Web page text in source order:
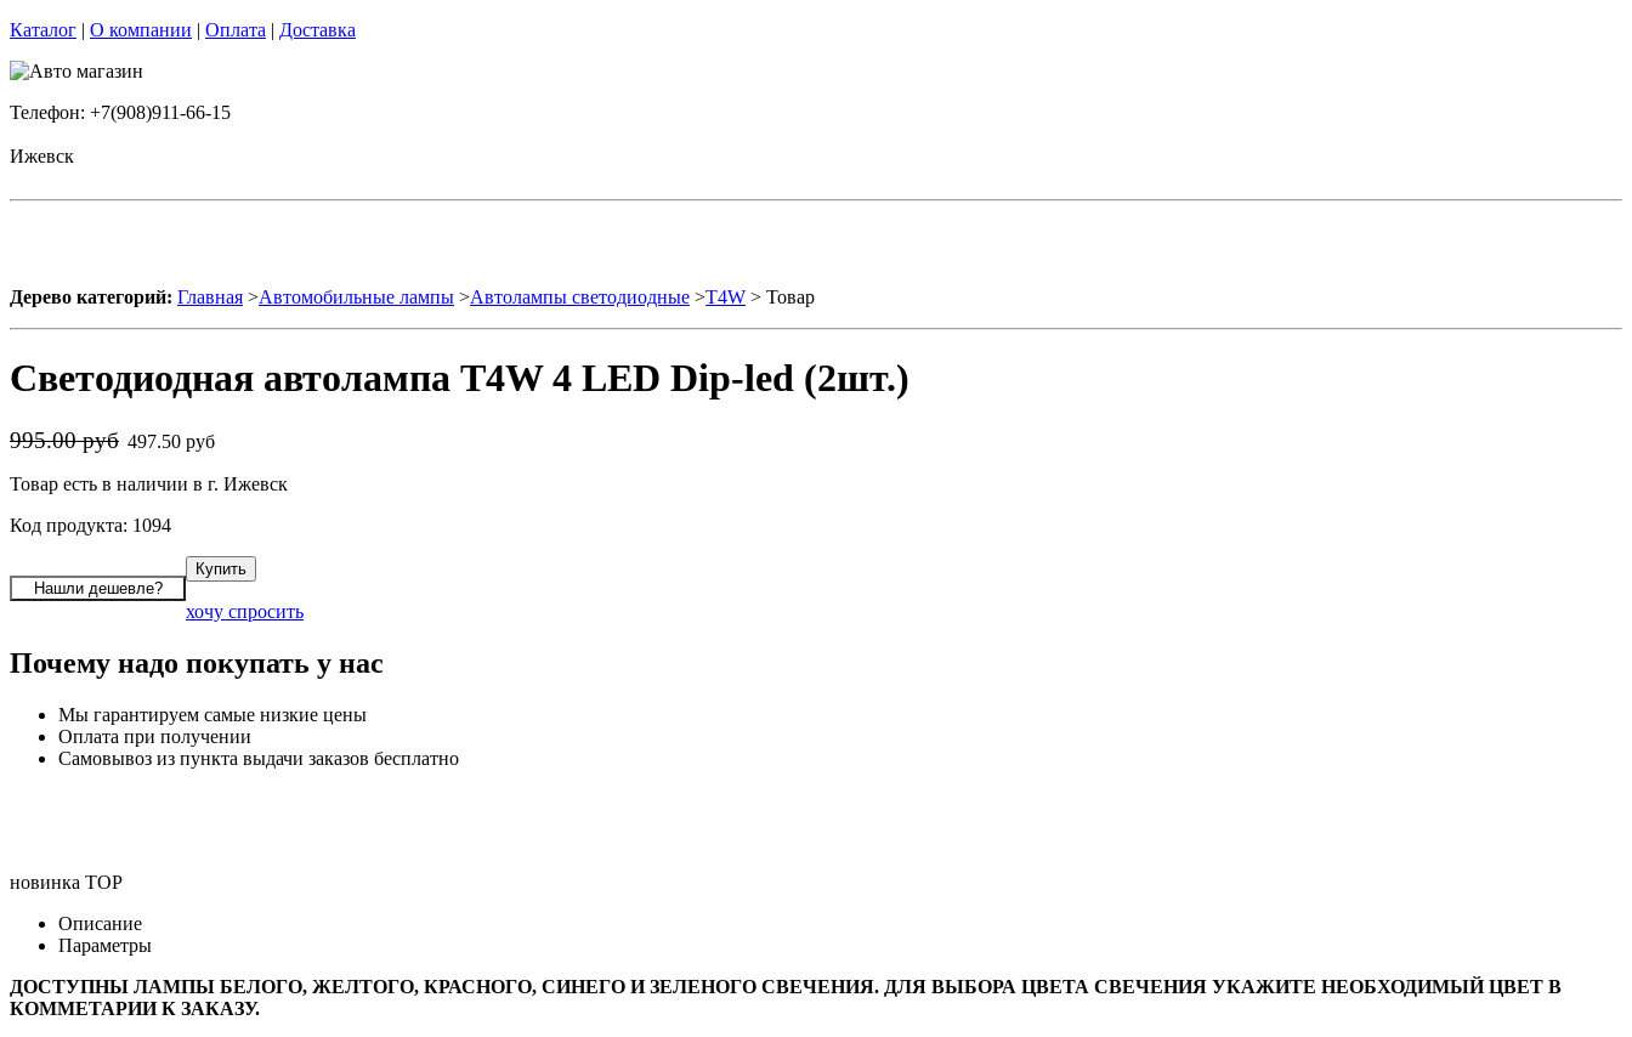
Каталог | О компании | Оплата | Доставка
Телефон: +7(908)911-66-15
Ижевск
Дерево категорий: Главная >Автомобильные лампы >Автолампы светодиодные >T4W > Товар
Светодиодная автолампа T4W 4 LED Dip-led (2шт.)
995.00 руб 497.50 руб
Товар есть в наличии в г. Ижевск
Код продукта: 1094
хочу спросить
Почему надо покупать у нас
Мы гарантируем самые низкие цены
Оплата при получении
Самовывоз из пункта выдачи заказов бесплатно
новинка TOP
Описание
Параметры
ДОСТУПНЫ ЛАМПЫ БЕЛОГО, ЖЕЛТОГО, КРАСНОГО, СИНЕГО И ЗЕЛЕНОГО СВЕЧЕНИЯ. ДЛЯ ВЫБОРА ЦВЕТА СВЕЧЕНИЯ УКАЖИТЕ НЕОБХОДИМЫЙ ЦВЕТ В
КОММЕТАРИИ К ЗАКАЗУ.